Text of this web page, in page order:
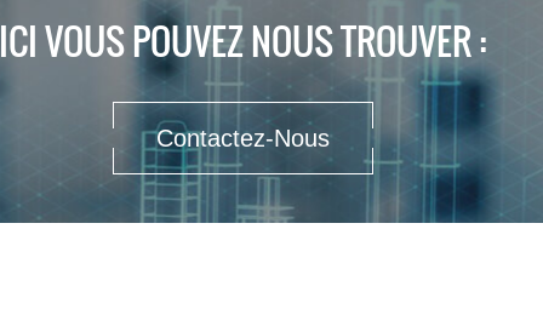
ICI VOUS POUVEZ NOUS TROUVER :
Contactez-Nous